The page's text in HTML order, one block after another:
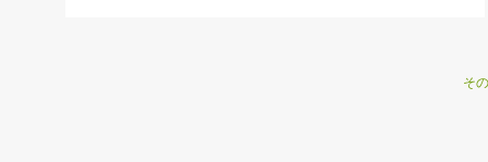
そ